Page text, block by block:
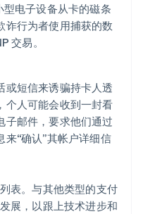
型电子设备从卡的磁条
诈行为者使用捕获的数
交易。
或短信来诱骗持卡人透
个人可能会收到一封看
子邮件，要求他们通过
“确认”其帐户详细信
表。与其他类型的支付
展，以跟上技术进步和